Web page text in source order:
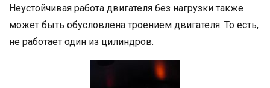
Неустойчивая работа двигателя без нагрузки также
может быть обусловлена троением двигателя. То есть,
не работает один из цилиндров.